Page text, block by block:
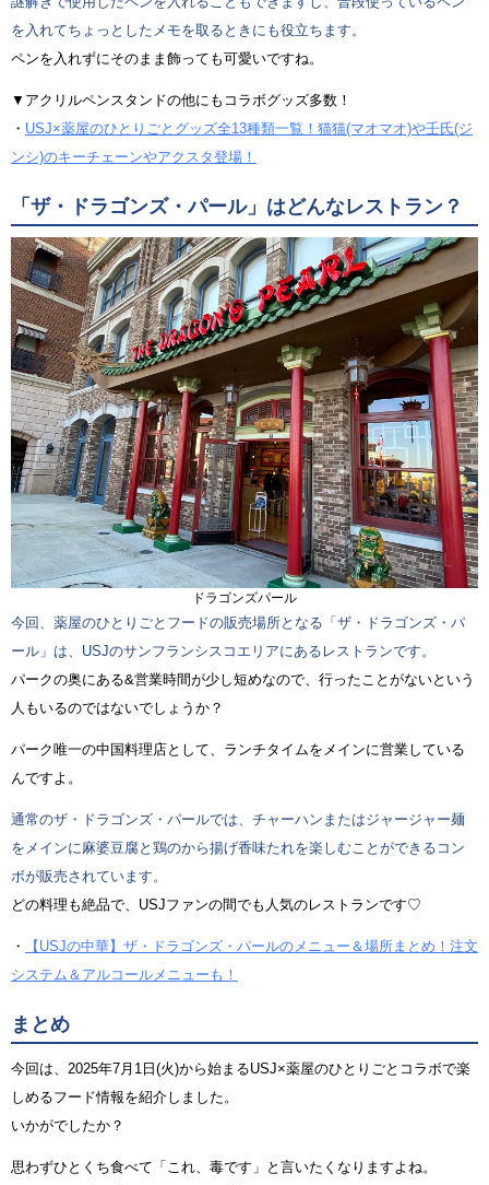
を入れてちょっとしたメモを取るときにも役立ちます。
ペンを入れずにそのまま飾っても可愛いですね。
▼アクリルペンスタンドの他にもコラボグッズ多数！
・ USJ×薬屋のひとりごとグッズ全13種類一覧！猫猫(マオマオ)や壬氏(ジ
ンシ)のキーチェーンやアクスタ登場！
「ザ・ドラゴンズ・パール」はどんなレストラン？
ドラゴンズパール
今回、薬屋のひとりごとフードの販売場所となる「ザ・ドラゴンズ・パ
ール」は、USJのサンフランシスコエリアにあるレストランです。
パークの奥にある&営業時間が少し短めなので、行ったことがないという
人もいるのではないでしょうか？
パーク唯一の中国料理店として、ランチタイムをメインに営業している
んですよ。
通常のザ・ドラゴンズ・パールでは、チャーハンまたはジャージャー麺
をメインに麻婆豆腐と鶏のから揚げ香味たれを楽しむことができるコン
ボが販売されています。
どの料理も絶品で、USJファンの間でも人気のレストランです♡
・
【USJの中華】ザ・ドラゴンズ・パールのメニュー＆場所まとめ！注文
システム＆アルコールメニューも！
まとめ
今回は、2025年7月1日(火)から始まるUSJ×薬屋のひとりごとコラボで楽
しめるフード情報を紹介しました。
いかがでしたか？
思わずひとくち食べて「これ、毒です」と言いたくなりますよね。